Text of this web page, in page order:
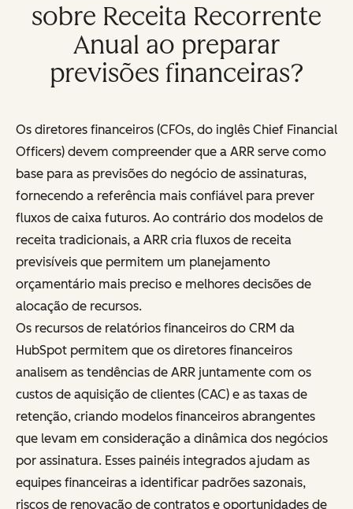
sobre Receita Recorrente
Anual ao preparar
previsões financeiras?
Os diretores financeiros (CFOs, do inglês Chief Financial
Officers) devem compreender que a ARR serve como
base para as previsões do negócio de assinaturas,
fornecendo a referência mais confiável para prever
fluxos de caixa futuros. Ao contrário dos modelos de
receita tradicionais, a ARR cria fluxos de receita
previsíveis que permitem um planejamento
orçamentário mais preciso e melhores decisões de
alocação de recursos.
Os recursos de relatórios financeiros do CRM da
HubSpot permitem que os diretores financeiros
analisem as tendências de ARR juntamente com os
custos de aquisição de clientes (CAC) e as taxas de
retenção, criando modelos financeiros abrangentes
que levam em consideração a dinâmica dos negócios
por assinatura. Esses painéis integrados ajudam as
equipes financeiras a identificar padrões sazonais,
riscos de renovação de contratos e oportunidades de